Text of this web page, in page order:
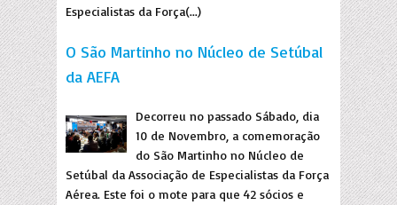
Especialistas da Força(...)
O São Martinho no Núcleo de Setúbal
da AEFA
Decorreu no passado Sábado, dia
10 de Novembro, a comemoração
do São Martinho no Núcleo de
Setúbal da Associação de Especialistas da Força
Aérea. Este foi o mote para que 42 sócios e